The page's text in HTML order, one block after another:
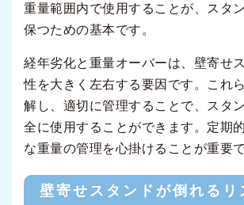
重量範囲内で使用することが、スタ
保つための基本です。
経年劣化と重量オーバーは、壁寄せ
性を大きく左右する要因です。これ
解し、適切に管理することで、スタ
全に使用することができます。定期
な重量の管理を心掛けることが重要で
壁寄せスタンドが倒れるリ